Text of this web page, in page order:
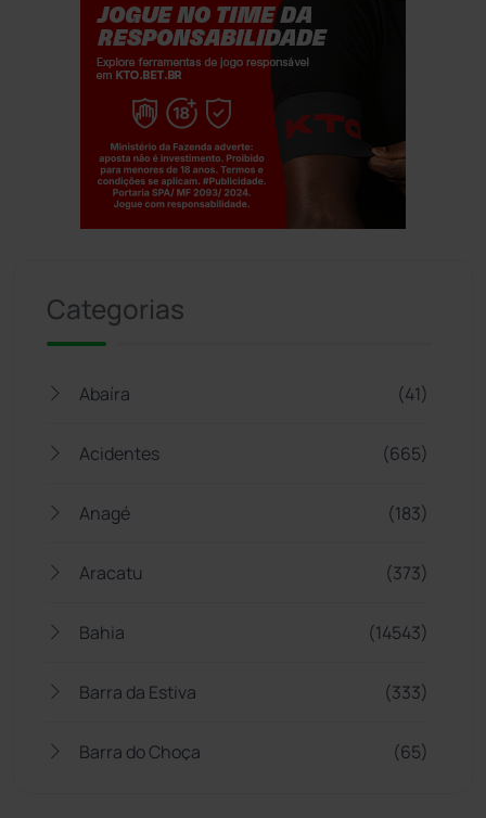
Categorias
Abaíra (41)
Acidentes (665)
Anagé (183)
Aracatu (373)
Bahia (14543)
Barra da Estiva (333)
Barra do Choça (65)